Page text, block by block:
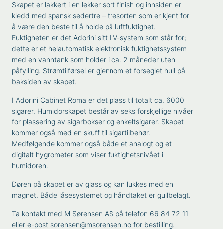
Skapet er lakkert i en lekker sort finish og innsiden er
kledd med spansk sedertre – tresorten som er kjent for
å være den beste til å holde på luftfuktighet.
Fuktigheten er det Adorini sitt LV-system som står for;
dette er et helautomatisk elektronisk fuktighetssystem
med en vanntank som holder i ca. 2 måneder uten
påfylling. Strømtilførsel er gjennom et forseglet hull på
baksiden av skapet.
I Adorini Cabinet Roma er det plass til totalt ca. 6000
sigarer. Humidorskapet består av seks forskjellige nivåer
for plassering av sigarbokser og enkeltsigarer. Skapet
kommer også med en skuff til sigartilbehør.
Medfølgende kommer også både et analogt og et
digitalt hygrometer som viser fuktighetsnivået i
humidoren.
Døren på skapet er av glass og kan lukkes med en
magnet. Både låsesystemet og håndtaket er gullbelagt.
Ta kontakt med M Sørensen AS på telefon 66 84 72 11
eller e-post sorensen@msorensen.no for bestilling.